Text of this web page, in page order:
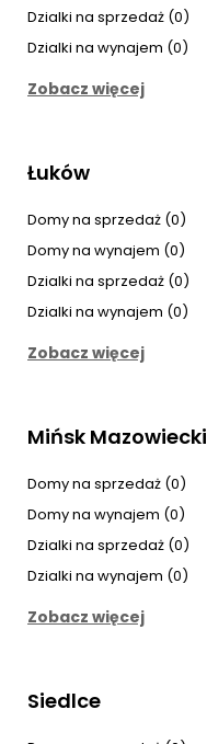
Dzialki na sprzedaż (0)
Dzialki na wynajem (0)
Zobacz więcej
Łuków
Domy na sprzedaż (0)
Domy na wynajem (0)
Dzialki na sprzedaż (0)
Dzialki na wynajem (0)
Zobacz więcej
Mińsk Mazowiecki
Domy na sprzedaż (0)
Domy na wynajem (0)
Dzialki na sprzedaż (0)
Dzialki na wynajem (0)
Zobacz więcej
Siedlce